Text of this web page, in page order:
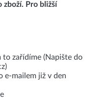
zboží. Pro bližší
to zařídíme (Napište do
e-mailem již v den